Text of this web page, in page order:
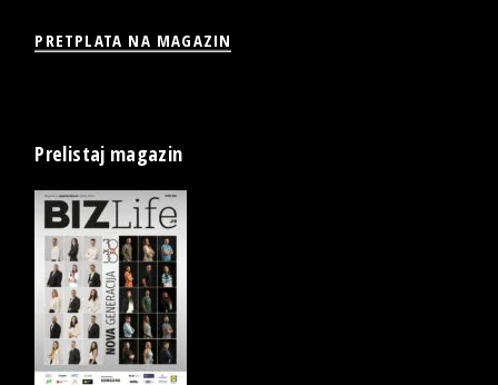
PRETPLATA NA MAGAZIN
Prelistaj magazin